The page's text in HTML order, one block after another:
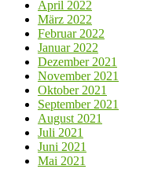
April 2022
März 2022
Februar 2022
Januar 2022
Dezember 2021
November 2021
Oktober 2021
September 2021
August 2021
Juli 2021
Juni 2021
Mai 2021